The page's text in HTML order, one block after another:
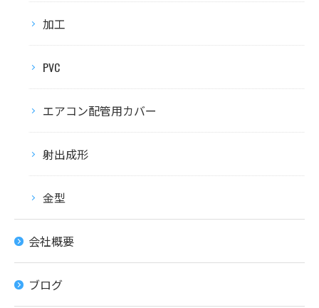
加工
PVC
エアコン配管用カバー
射出成形
金型
会社概要
ブログ